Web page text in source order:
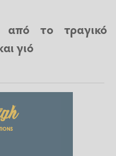
από το τραγικό
γιό